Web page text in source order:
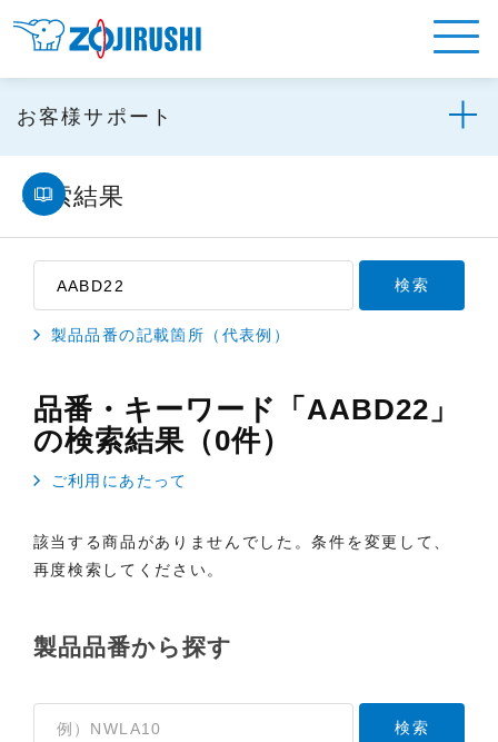
お客様サポート
検索結果
製品品番の記載箇所（代表例）
品番・キーワード「AABD22」
の検索結果（0件）
ご利用にあたって
該当する商品がありませんでした。条件を変更して、
再度検索してください。
製品品番から探す